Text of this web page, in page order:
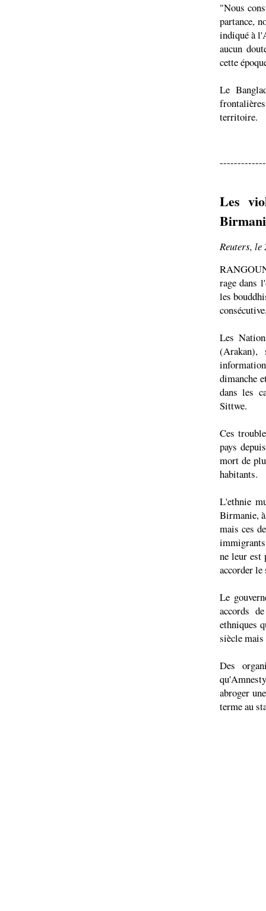
"Nous
partance,
indiqué à
aucun
cette
Le
territoire.
Les
Reuters, le
rage dans
les
Les
dimanche
dans les
Sittwe.
Ces
pays
mort de
habitants.
L'ethnie
Birmanie,
mais ces
ne leur est
accorder le
Le
accords
ethniques
siècle
Des
abroger
terme au